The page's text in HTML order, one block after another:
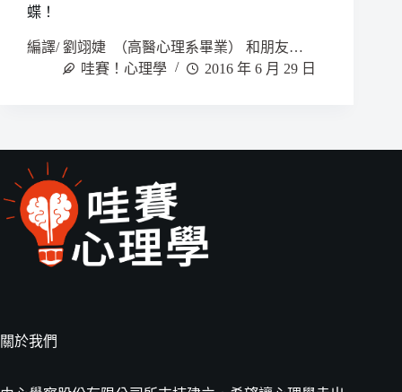
蝶！
編譯/ 劉翊婕 （高醫心理系畢業） 和朋友…
哇賽！心理學
2016 年 6 月 29 日
關於我們